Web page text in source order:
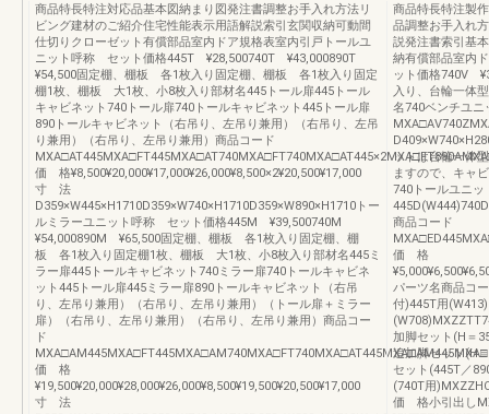
商品特長特注対応品基本図納まり図発注書調整お手入れ方法リ
ビング建材のご紹介住宅性能表示用語解説索引玄関収納可動間
仕切りクローゼット有償部品室内ドア規格表室内引戸トールユ
ニット呼称 セット価格445T ¥28,500740T ¥43,000890T
¥54,500固定棚、棚板 各1枚入り固定棚、棚板 各1枚入り固定
棚1枚、棚板 大1枚、小8枚入り部材名445トール扉445トール
キャビネット740トール扉740トールキャビネット445トール扉
890トールキャビネット（右吊り、左吊り兼用）（右吊り、左吊
り兼用）（右吊り、左吊り兼用）商品コード
価 格¥8,500¥20,000¥17,000¥26,000¥8,500×2¥20,500¥17,000
寸 法
D359×W445×H1710D359×W740×H1710D359×W890×H1710トー
ルミラーユニット呼称 セット価格445M ¥39,500740M
¥54,000890M ¥65,500固定棚、棚板 各1枚入り固定棚、棚
板 各1枚入り固定棚1枚、棚板 大1枚、小8枚入り部材名445ミ
ラー扉445トールキャビネット740ミラー扉740トールキャビネ
ット445トール扉445ミラー扉890トールキャビネット（右吊
り、左吊り兼用）（右吊り、左吊り兼用）（トール扉＋ミラー
扉）（右吊り、左吊り兼用）（右吊り、左吊り兼用）商品コー
ド
価 格
¥19,500¥20,000¥28,000¥26,000¥8,500¥19,500¥20,500¥17,000
寸 法
商品特長特注製
品調整お手入れ
説発注書索引基
納有償部品室内
ット価格740V
入り、台輪一体
名740ベンチユニ
ットは台輪一体
ますので、キャ
740トールユニッ
商品コード
価 格
パーツ名商品コ
付)445T用
加脚セット(H＝
追加脚セット(H
セット(445T／
(740T用
価 格小引出し